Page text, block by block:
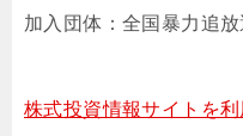
加入団体：全国暴力追
株式投資情報サイトを